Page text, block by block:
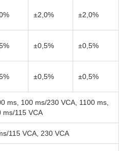
±2,0% ±2,0%
±0,5% ±0,5%
±0,5% ±0,5%
ms, 100 ms/230 VCA, 1100 ms,
ms/115 VCA
115 VCA, 230 VCA